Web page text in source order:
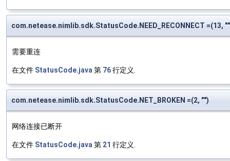
com.netease.nimlib.sdk.StatusCode.NEED_RECONNECT =(13,
需要重连
在文件 StatusCode.java 第 76行定义.
com.netease.nimlib.sdk.StatusCode.NET_BROKEN =(2, "")
网络连接已断开
在文件 StatusCode.java 第 21 行定义.